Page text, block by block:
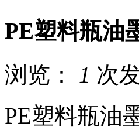
PE塑料瓶油
浏览：
1 次
PE塑料瓶油